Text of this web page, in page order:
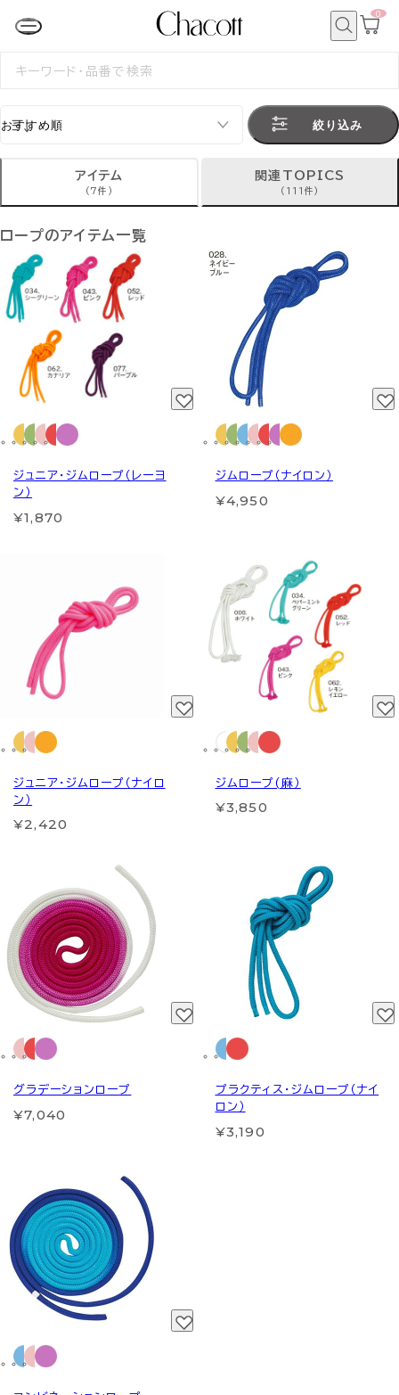
カ
0
検
絞り込み
アイテム
(7件)
関連TOPICS
(111件)
ロープのアイテム一覧
ジュニア・ジムロープ（レーヨ
ン）
¥1,870
ジムロープ（ナイロン）
¥4,950
ジュニア・ジムロープ（ナイロ
ン）
¥2,420
ジムロープ(麻）
¥3,850
グラデーションロープ
¥7,040
プラクティス・ジムロープ（ナイ
ロン）
¥3,190